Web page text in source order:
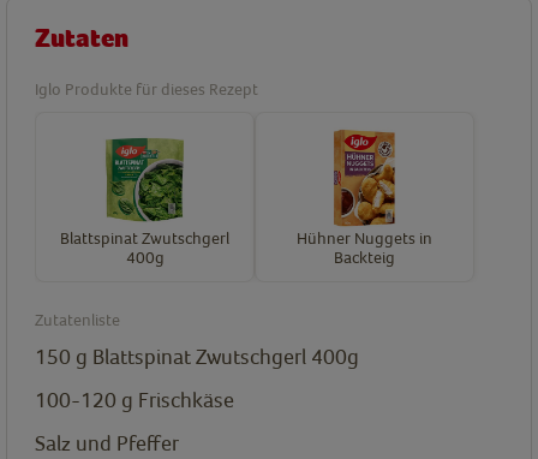
Zutaten
Iglo Produkte für dieses Rezept
Blattspinat Zwutschgerl
400g
Hühner Nuggets in
Backteig
Zutatenliste
150 g Blattspinat Zwutschgerl 400g
100-120 g Frischkäse
Salz und Pfeffer